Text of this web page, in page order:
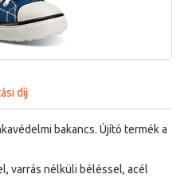
díj
bakancs. Újító termék a
varrás nélküli béléssel, acél